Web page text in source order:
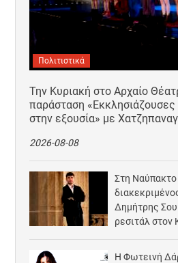
Πολιτιστικά
Την Κυριακή στο Αρχαίο
παράσταση «Εκκλησιάζουσες
στην εξουσία» με
2026-08-08
Στη Ναύπακτο
Δημήτρης
ρεσιτάλ στον
Η Φωτεινή